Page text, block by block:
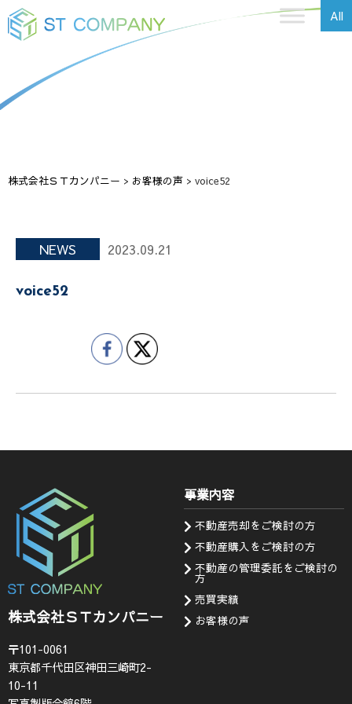
All
株式会社ＳＴカンパニー > お客様の声 > voice52
NEWS 2023.09.21
voice52
株式会社ＳＴカンパニー
〒101-0061
東京都千代田区神田三崎町2-
10-11
事業内容
不動産売却をご検討の方
不動産購入をご検討の方
不動産の管理委託をご検討の
方
売買実績
お客様の声